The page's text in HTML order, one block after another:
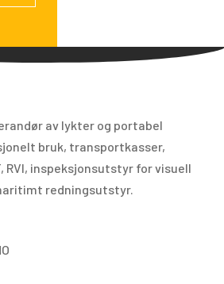
av lykter og portabel
bruk, transport­kasser,
RVI, inspeksjonsutstyr for visuell
redningsutstyr.